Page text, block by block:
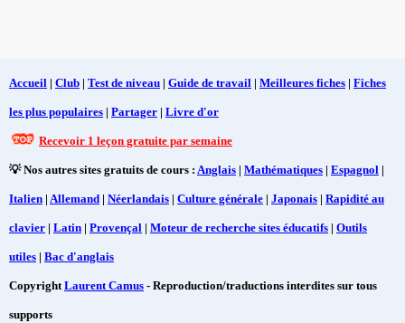
Accueil | Club | Test de niveau | Guide de travail | Meilleures fiches | Fiches
les plus populaires | Partager | Livre d'or
Recevoir 1 leçon gratuite par semaine
💡 Nos autres sites gratuits de cours : Anglais | Mathématiques | Espagnol |
Italien | Allemand | Néerlandais | Culture générale | Japonais | Rapidité au
clavier | Latin | Provençal | Moteur de recherche sites éducatifs | Outils
utiles | Bac d'anglais
CopyrightLaurent Camus - Reproduction/traductions interdites sur tous
supports